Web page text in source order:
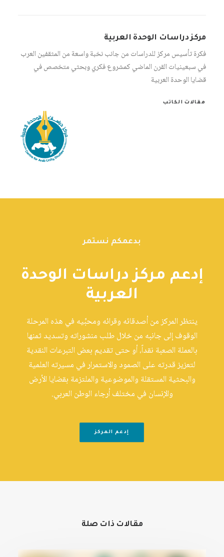
مركز دراسات الوحدة العربية
فكرة تأسيس مركز للدراسات من جانب نخبة واسعة من المثقفين العرب
في سبعينيات القرن الماضي كمشروع فكري وبحثي متخصص في
قضايا الوحدة العربية
مقالات الكاتب
بدعمكم نستمر
إدعم مركز دراسات الوحدة
العربية
ينتظر المركز من أصدقائه وقرائه ومحبِّيه في هذه المرحلة
الوقوف إلى جانبه من خلال طلب منشوراته وتسديد ثمنها
بالعملة الصعبة نقداً، أو حتى تقديم بعض التبرعات النقدية
لتعزيز قدرته على الصمود والاستمرار في مسيرته العلمية
والبحثية المستقلة والموضوعية والملتزمة بقضايا الأرض
والإنسان في مختلف أرجاء الوطن العربي.
إدعم المركز
مقالات ذات صلة